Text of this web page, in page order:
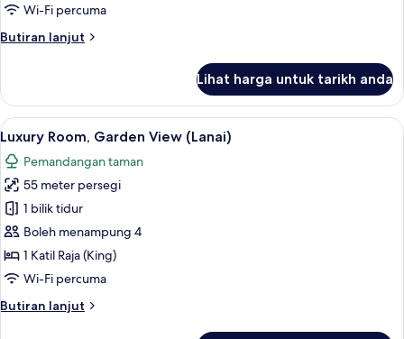
(Garden
View)
Wi-Fi percuma
Butiran lanjut
Butiran
Villa,
Private
Pool
(Garden
View)
Lihat harga untuk tarikh anda
Lihat
semua
foto
untuk
Luxury
Room,
Garden
View
Luxury Room, Garden View (Lanai) |
5
Luxury Room, Garden View (Lanai)
Pemandangan taman
55 meter persegi
1 bilik tidur
Boleh menampung 4
1 Katil Raja (King)
Wi-Fi percuma
Butiran lanjut
Butiran